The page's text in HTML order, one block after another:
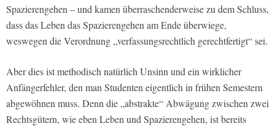
Spazierengehen – und kamen überraschenderweise zu dem Schluss,
dass das Leben das Spazierengehen am Ende überwiege,
weswegen die Verordnung „verfassungsrechtlich gerechtfertigt“ sei.
Aber dies ist methodisch natürlich Unsinn und ein wirklicher
Anfängerfehler, den man Studenten eigentlich in frühen Semestern
abgewöhnen muss. Denn die „abstrakte“ Abwägung zwischen zwei
Rechtsgütern, wie eben Leben und Spazierengehen, ist bereits